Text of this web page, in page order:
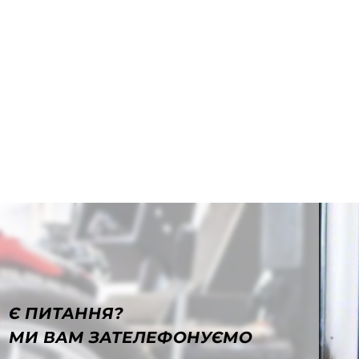
Є ПИТАННЯ?
МИ ВАМ ЗАТЕЛЕФОНУЄМО